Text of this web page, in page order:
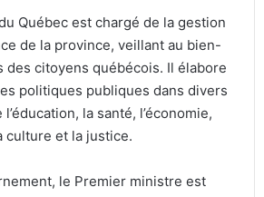
Québec est chargé de la gestion
de la province, veillant au bien-
des citoyens québécois. Il élabore
politiques publiques dans divers
la santé, l’économie,
culture et la justice.
le Premier ministre est